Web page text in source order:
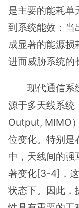
是主要的能耗单
到系统能效：当
成显著的能源损
进而威胁系统的
现代通信系
源于多天线系
Output, MIMO
位变化。特别是
中，天线间的强
著变化[3-4]，
状态下。因此，